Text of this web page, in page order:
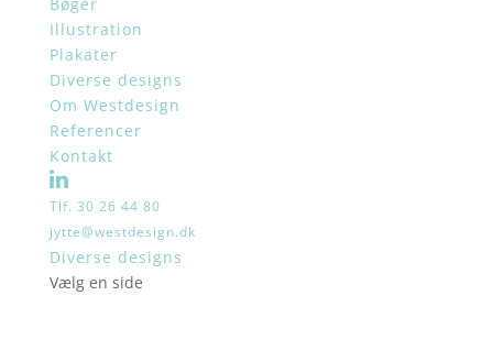
Illustration
Plakater
Diverse designs
Om Westdesign
Referencer
Kontakt
Tlf. 30 26 44 80
jytte@westdesign.dk
Diverse designs
Vælg en side